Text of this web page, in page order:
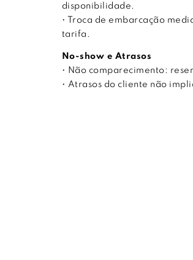
disponibilidade.
• Troca de embarcação
tarifa.
No-show e Atrasos
• Não comparecimento:
• Atrasos do cliente não